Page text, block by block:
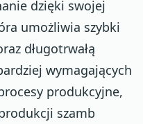
dzięki swojej
umożliwia szybki
długotrwałą
wymagających
produkcyjne,
szamb